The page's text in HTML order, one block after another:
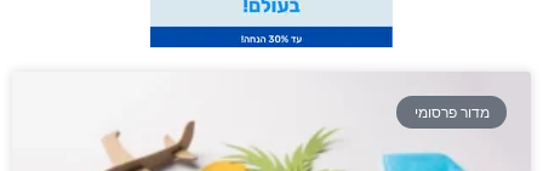
מדור פרסומי